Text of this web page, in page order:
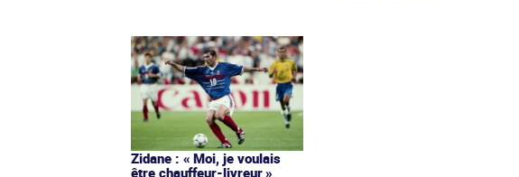
Zidane : « Moi, je voulais
être chauffeur-livreur »